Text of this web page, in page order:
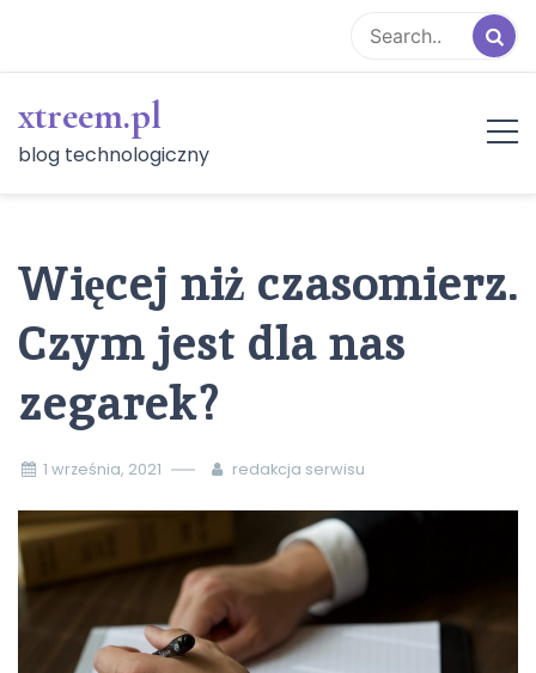
content
xtreem.pl
blog technologiczny
Więcej niż czasomierz.
Czym jest dla nas
zegarek?
1 września, 2021 redakcja serwisu